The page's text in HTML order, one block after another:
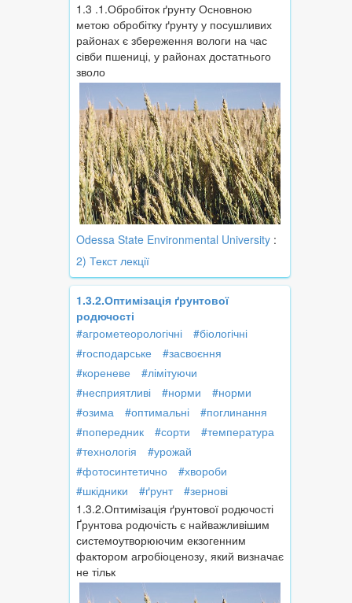
1.3 .1.Обробіток ґрунту Основною
метою обробітку ґрунту у посуш­ливих
районах є збереження вологи на час
сівби пшениці, у районах достатнього
зволо­
Odessa State Environmental University :
2) Текст лекції
1.3.2.Оптимізація ґрунтової
родючості
#агрометеорологічні
#біологічні
#господарське
#засвоєння
#кореневе
#лімітуючи
#несприятливі
#норми
#норми
#озима
#оптимальні
#поглинання
#попередник
#сорти
#температура
#технологія
#урожай
#фотосинтетично
#хвороби
#шкідники
#ґрунт
#зернові
1.3.2.Оптимізація ґрунтової родючості
Ґрунтова родючість є найважливішим
системоутворюючим екзогенним
фактором агробіоценозу, який визначає
не тільк